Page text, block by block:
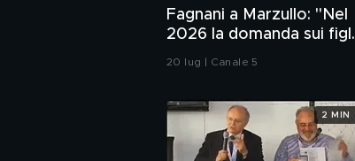
Fagnani a Marzullo: "Nel
2026 la domanda sui figli
non si fa". Ma a Belve
20 lug | Canale 5
2 MIN